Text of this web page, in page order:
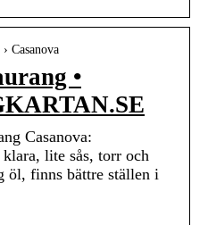
Casanova
•
Casanova:
lite sås, torr och
öl, finns bättre ställen i